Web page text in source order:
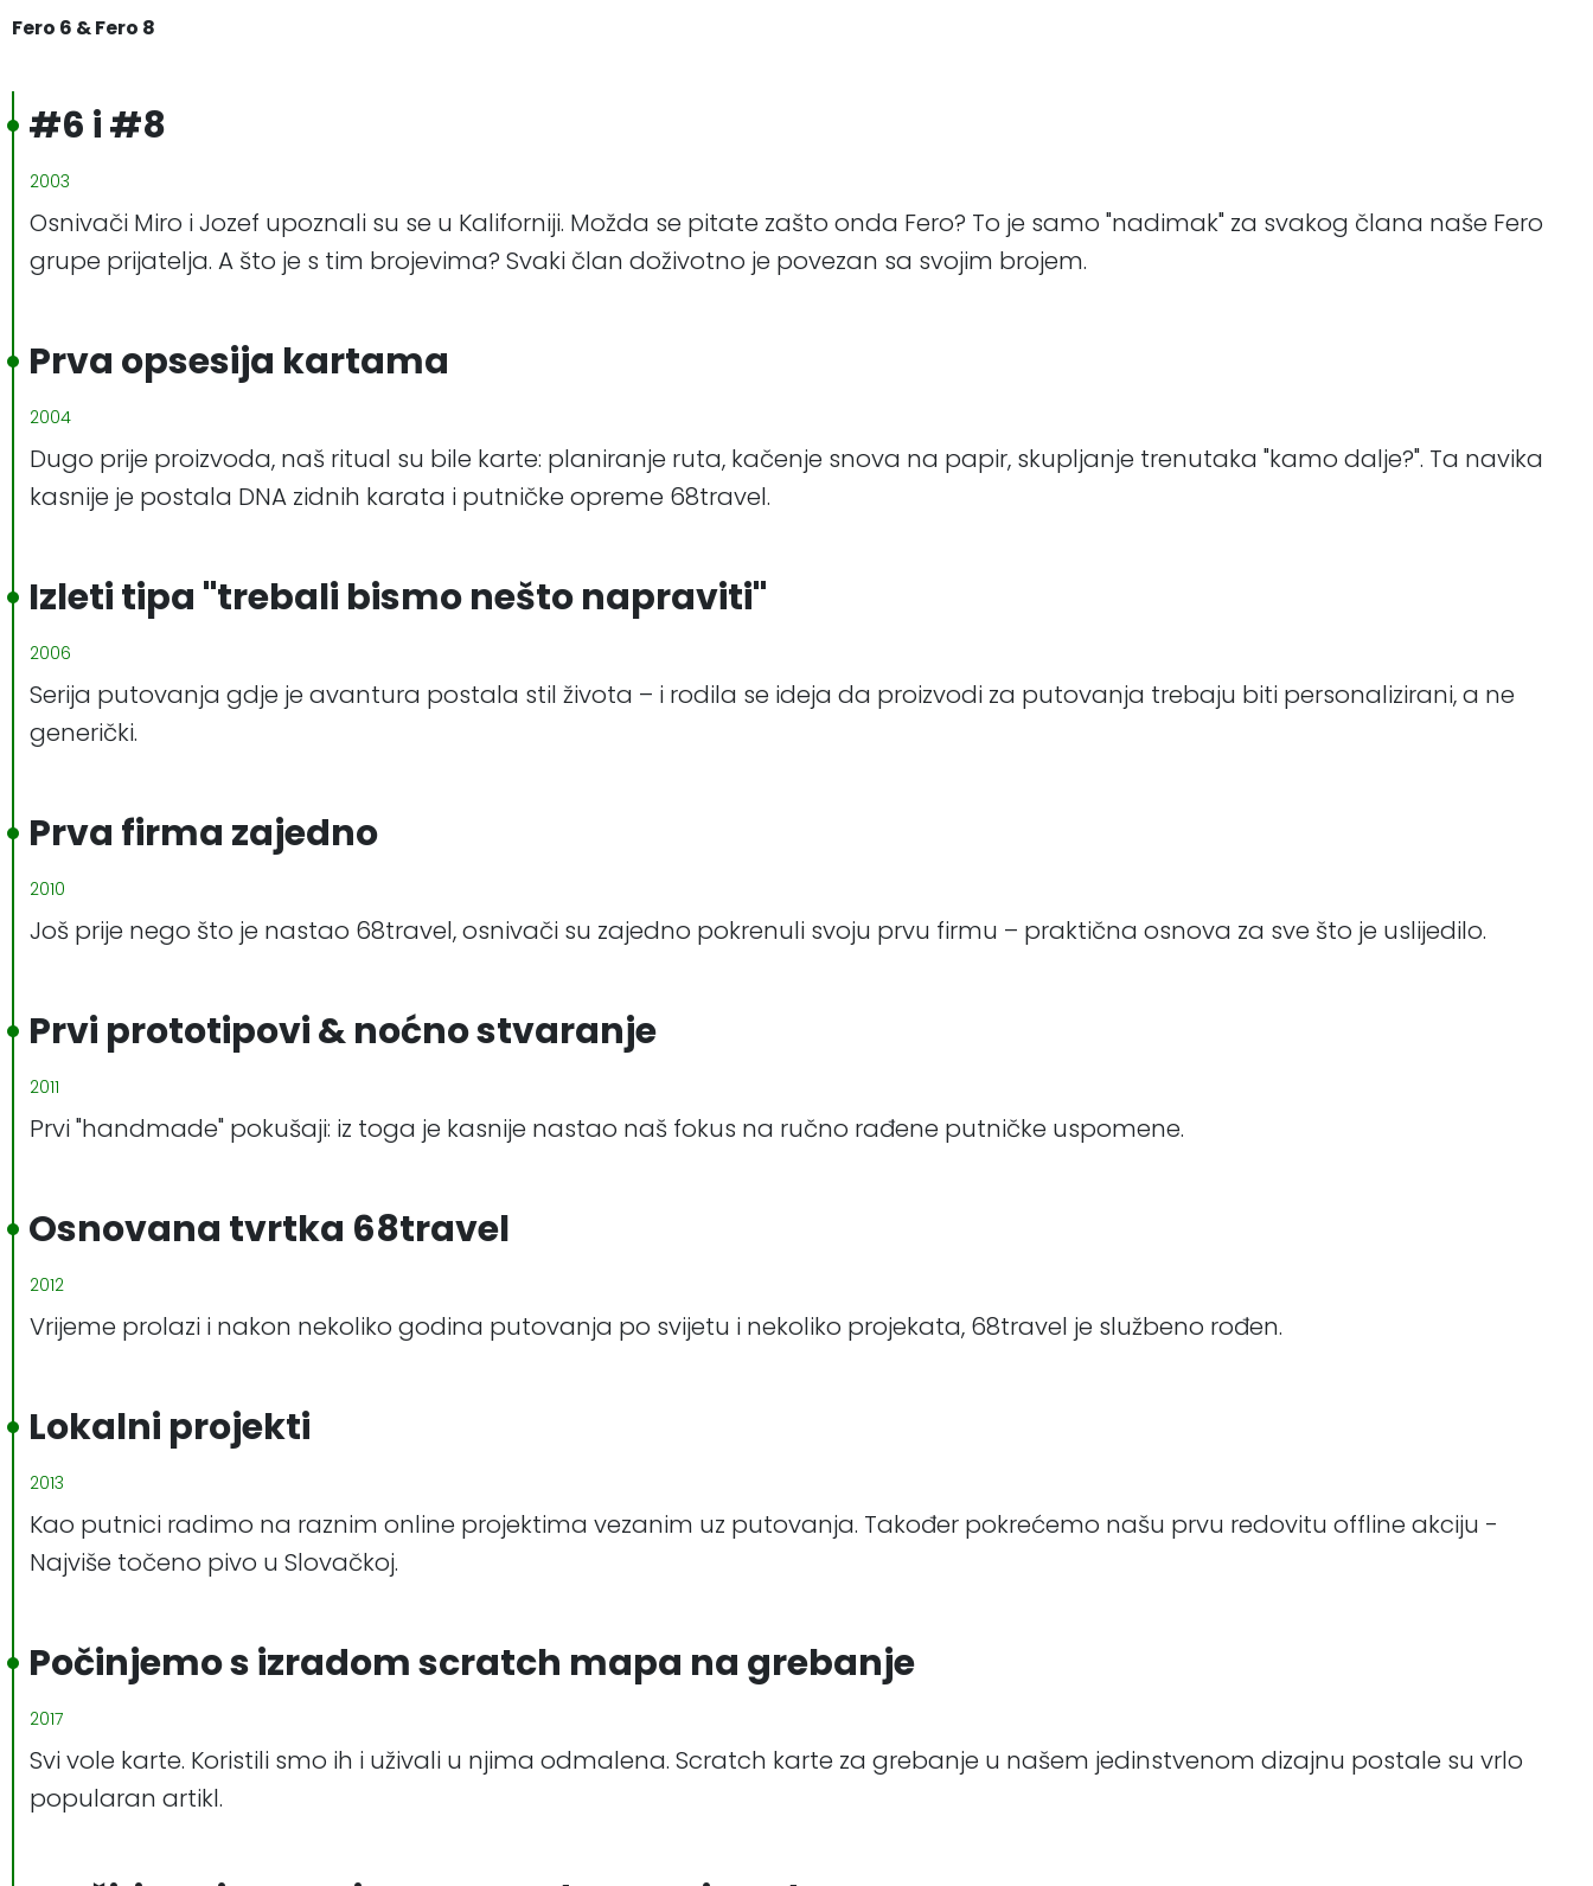
Fero 6 & Fero 8
#6 i #8
2003
Osnivači Miro i Jozef upoznali su se u Kaliforniji. Možda se pitate zašto onda Fero? To je samo "nadimak" za svakog člana naše Fero
grupe prijatelja. A što je s tim brojevima? Svaki član doživotno je povezan sa svojim brojem.
Prva opsesija kartama
2004
Dugo prije proizvoda, naš ritual su bile karte: planiranje ruta, kačenje snova na papir, skupljanje trenutaka "kamo dalje?". Ta navika
kasnije je postala DNA zidnih karata i putničke opreme 68travel.
Izleti tipa "trebali bismo nešto napraviti"
2006
Serija putovanja gdje je avantura postala stil života – i rodila se ideja da proizvodi za putovanja trebaju biti personalizirani, a ne
generički.
Prva firma zajedno
2010
Još prije nego što je nastao 68travel, osnivači su zajedno pokrenuli svoju prvu firmu – praktična osnova za sve što je uslijedilo.
Prvi prototipovi & noćno stvaranje
2011
Prvi "handmade" pokušaji: iz toga je kasnije nastao naš fokus na ručno rađene putničke uspomene.
Osnovana tvrtka 68travel
2012
Vrijeme prolazi i nakon nekoliko godina putovanja po svijetu i nekoliko projekata, 68travel je službeno rođen.
Lokalni projekti
2013
Kao putnici radimo na raznim online projektima vezanim uz putovanja. Također pokrećemo našu prvu redovitu offline akciju -
Najviše točeno pivo u Slovačkoj.
Počinjemo s izradom scratch mapa na grebanje
2017
Svi vole karte. Koristili smo ih i uživali u njima odmalena. Scratch karte za grebanje u našem jedinstvenom dizajnu postale su vrlo
popularan artikl.